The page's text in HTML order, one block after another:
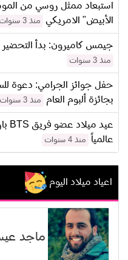
استبعاد ممثل روسي من
الأبيض" الامريكي
منذ 3 سنوات
جيمس كاميرون: بدأ التحضير
منذ 3 سنوات
حفل جوائز الجرامي: دعوة
بجائزة ألبوم العام
منذ 3 سنوات
عالمياً
منذ 4 سنوات
اعياد ميلاد اليوم
ماجد